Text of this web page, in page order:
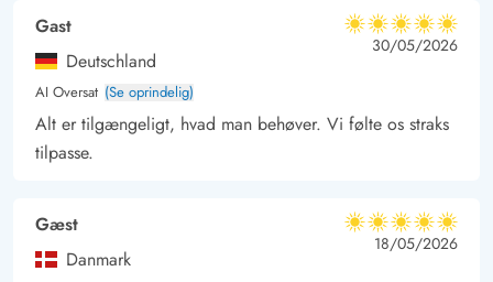
Gast
Deutschland
AI Oversat (Se oprindelig)
5 ud af 5
5 ud af 5
5 out of 5
30/05/2026
Alt er tilgængeligt, hvad man behøver. Vi følte os straks
tilpasse.
Gæst
Danmark
5 ud af 5
5 ud af 5
5 out of 5
18/05/2026